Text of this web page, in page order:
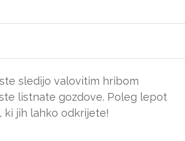
sledijo valovitim hribom
listnate gozdove. Poleg lepot
ki jih lahko odkrijete!